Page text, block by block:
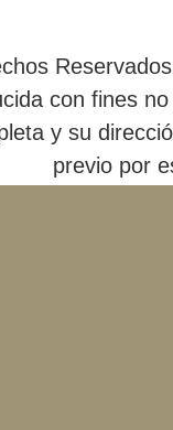
con fines
y su
previo por